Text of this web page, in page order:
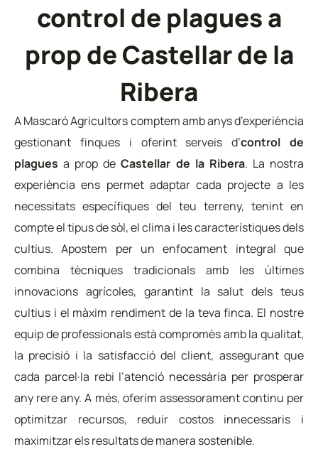
control de plagues a
prop de Castellar de la
Ribera
A Mascaró Agricultors comptem amb anys d’experiència
gestionant finques i oferint serveis d’control de
plaguesa prop deCastellar de la Ribera. La nostra
experiència ens permet adaptar cada projecte a les
necessitats específiques del teu terreny, tenint en
compte el tipus de sòl, el clima i les característiques dels
cultius. Apostem per un enfocament integral que
combina tècniques tradicionals amb les últimes
innovacions agrícoles, garantint la salut dels teus
cultius i el màxim rendiment de la teva finca. El nostre
equip de professionals està compromès amb la qualitat,
la precisió i la satisfacció del client, assegurant que
cada parcel·la rebi l’atenció necessària per prosperar
any rere any. A més, oferim assessorament continu per
optimitzar recursos, reduir costos innecessaris i
maximitzar els resultats de manera sostenible.